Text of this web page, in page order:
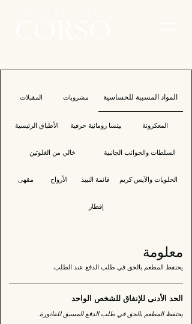
المواد المسببة للحساسية مشروبات المقبلات
المعكرونة بينسا رومانية حرفية الأطباق الرئيسية
السلطات والجوانب الجانبية خالي من الغلوتين
الحلويات والآيس كريم قائمة النبيذ الأرواح مقهى
إفطار
معلومة
يحتفظ المطعم بالحق في طلب الدفع عند الطلب.
الحد الأدنى للإنفاق للشخص الواحد
يحتفظ المطعم بالحق في طلب الدفع المسبق للفاتورة.